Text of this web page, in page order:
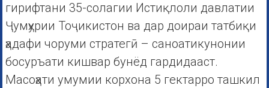
гирифтани 35-солагии Истиқлоли давлатии
Ҷумҳурии Тоҷикистон ва дар доираи татбиқи
ҳадафи чоруми стратегӣ – саноатикунонии
босуръати кишвар бунёд гардидааст.
Масоҳати умумии корхона 5 гектарро ташкил